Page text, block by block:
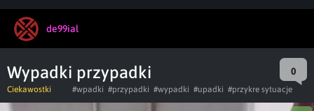
de99ial
Wypadki przypadki 0
Ciekawostki #wpadki #przypadki #wypadki #upadki #przykre sytuacje